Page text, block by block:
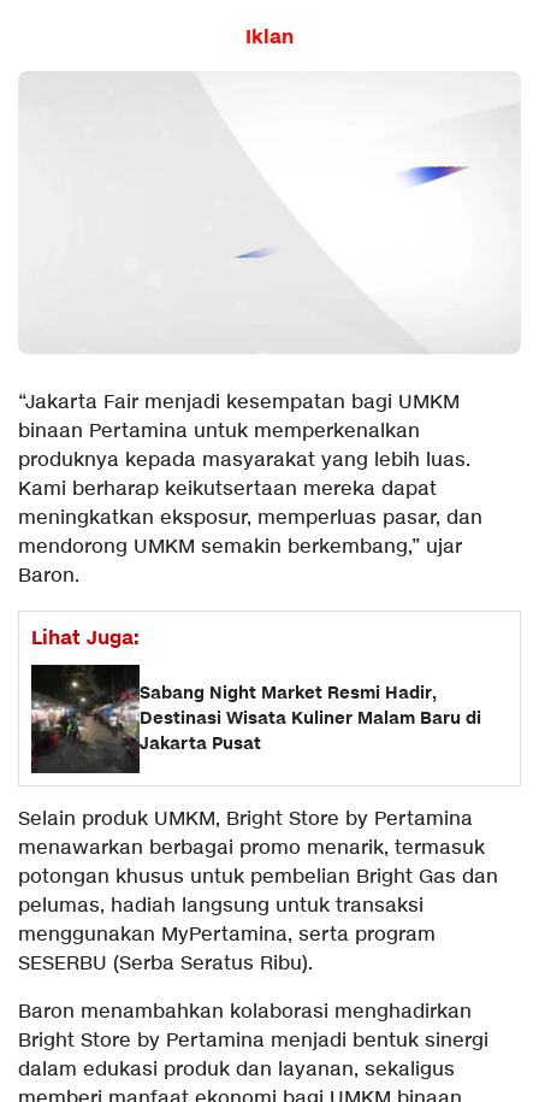
Iklan
“Jakarta Fair menjadi kesempatan bagi UMKM
binaan Pertamina untuk memperkenalkan
produknya kepada masyarakat yang lebih luas.
Kami berharap keikutsertaan mereka dapat
meningkatkan eksposur, memperluas pasar, dan
mendorong UMKM semakin berkembang,” ujar
Baron.
Lihat Juga:
Sabang Night Market Resmi Hadir,
Destinasi Wisata Kuliner Malam Baru di
Jakarta Pusat
Selain produk UMKM, Bright Store by Pertamina
menawarkan berbagai promo menarik, termasuk
potongan khusus untuk pembelian Bright Gas dan
pelumas, hadiah langsung untuk transaksi
menggunakan MyPertamina, serta program
SESERBU (Serba Seratus Ribu).
Baron menambahkan kolaborasi menghadirkan
Bright Store by Pertamina menjadi bentuk sinergi
dalam edukasi produk dan layanan, sekaligus